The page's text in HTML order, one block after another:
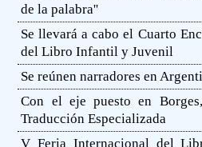
de la palabra''
Se llevará a cabo el Cuarto
del Libro Infantil y Juvenil
Se reúnen narradores en
Con el eje puesto en
Traducción Especializada
V Feria Internacional del